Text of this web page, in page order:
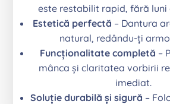
este restabilit rapid, fără luni
Estetică perfectă – Dantura
natural, redându-ți
Funcționalitate completă –
mânca și claritatea vorbirii
imediat.
Soluție durabilă și sigură –